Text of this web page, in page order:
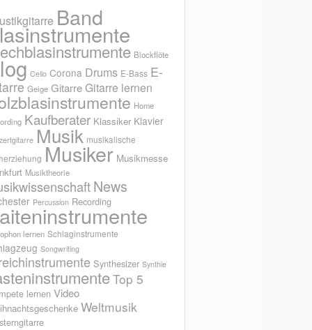
Band
Blockflöte
Cello Corona Drums E-Bass E-
Geige Gitarre Gitarre lernen
Home
Kaufberater Klassiker Klavier
Musik musikalische
Musiker Musikmesse
Musiktheorie
News
Percussion Recording
lernen Schlaginstrumente
Songwriting
Synthesizer Synthie
Top 5
lernen Video
Weltmusik